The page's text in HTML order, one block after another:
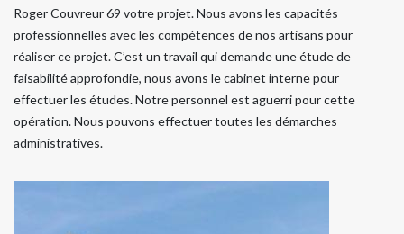
Roger Couvreur 69 votre projet. Nous avons les capacités
professionnelles avec les compétences de nos artisans pour
réaliser ce projet. C’est un travail qui demande une étude de
faisabilité approfondie, nous avons le cabinet interne pour
effectuer les études. Notre personnel est aguerri pour cette
opération. Nous pouvons effectuer toutes les démarches
administratives.